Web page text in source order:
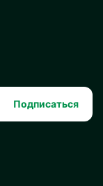
Подписаться